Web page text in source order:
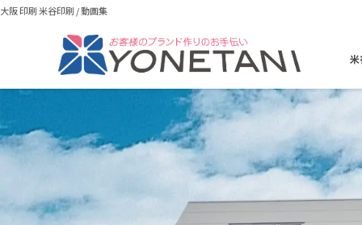
大阪 印刷 米谷印刷 /動画集
米